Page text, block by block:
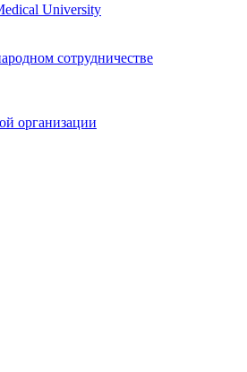
University
сотрудничестве
организации